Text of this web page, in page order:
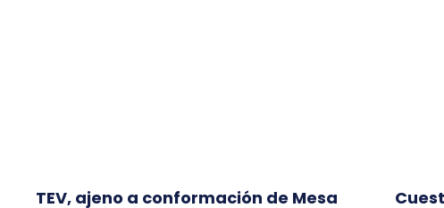
TEV, ajeno a conformación de Mesa